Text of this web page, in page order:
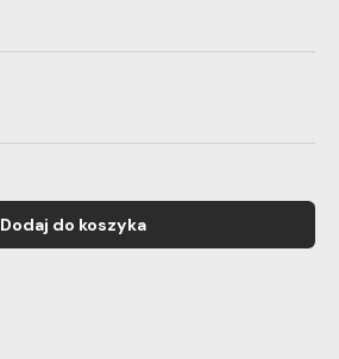
Dodaj do koszyka